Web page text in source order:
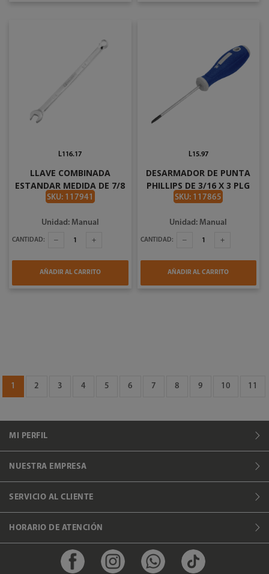
LLAVE COMBINADA
ESTANDAR MEDIDA DE 7/8
PLG TOOLCRAFT TC3846
SKU: 117941
L116.17
Unidad: Manual
CANTIDAD:
AÑADIR AL CARRITO
DESARMADOR DE PUNTA
PHILLIPS DE 3/16 X 3 PLG
TOOLCRAFT TC0712
SKU: 117865
L15.97
Unidad: Manual
CANTIDAD:
AÑADIR AL CARRITO
1 2 3 4 5 6 7 8 9 10 11
MI PERFIL
NUESTRA EMPRESA
SERVICIO AL CLIENTE
HORARIO DE ATENCIÓN